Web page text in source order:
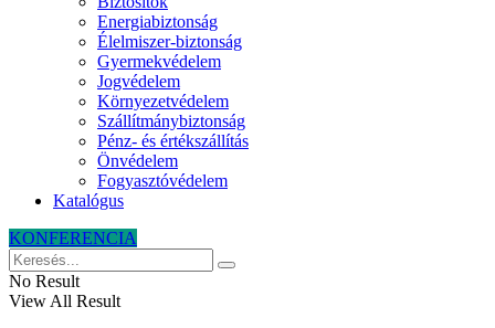
Energiabiztonság
Élelmiszer-biztonság
Gyermekvédelem
Jogvédelem
Környezetvédelem
Szállítmánybiztonság
Pénz- és értékszállítás
Önvédelem
Fogyasztóvédelem
Katalógus
KONFERENCIA
No Result
View All Result